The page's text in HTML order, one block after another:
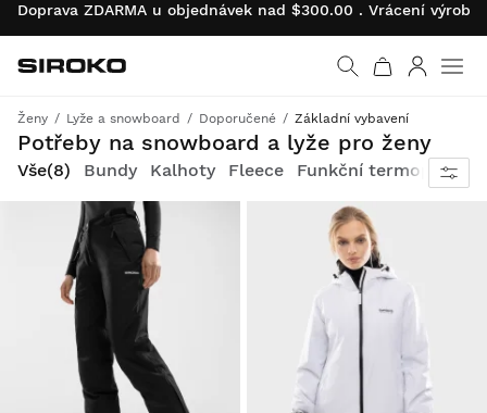
Doprava ZDARMA u objednávek nad $300.00 . Vrácení
Vrátit se na úvodní
Siroko.com
Ženy Lyže a snowboard Doporučené Základní vybavení
Potřeby na snowboard a lyže pro ženy
Kolekce Core: kvalitní oblečení a doplňky pro začátečníky za bezkonkurenční ceny
Vše(8) Bundy Kalhoty Fleece Funkční termoprádlo